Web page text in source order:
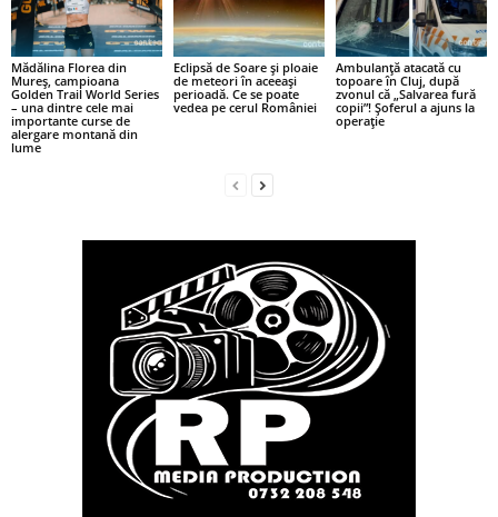
Mădălina Florea din
Mureș, campioana
Golden Trail World Series
– una dintre cele mai
importante curse de
alergare montană din
lume
Eclipsă de Soare și ploaie
de meteori în aceeași
perioadă. Ce se poate
vedea pe cerul României
Ambulanță atacată cu
topoare în Cluj, după
zvonul că „Salvarea fură
copii”! Șoferul a ajuns la
operație